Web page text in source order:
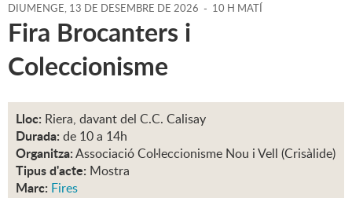
DIUMENGE, 13 DE DESEMBRE DE 2026 - 10 H MATÍ
Fira Brocanters i
Coleccionisme
Lloc: Riera, davant del C.C. Calisay
Durada: de 10 a 14h
Organitza:Associació Col·leccionisme Nou i Vell (Crisàlide)
Tipus d'acte: Mostra
Marc: Fires